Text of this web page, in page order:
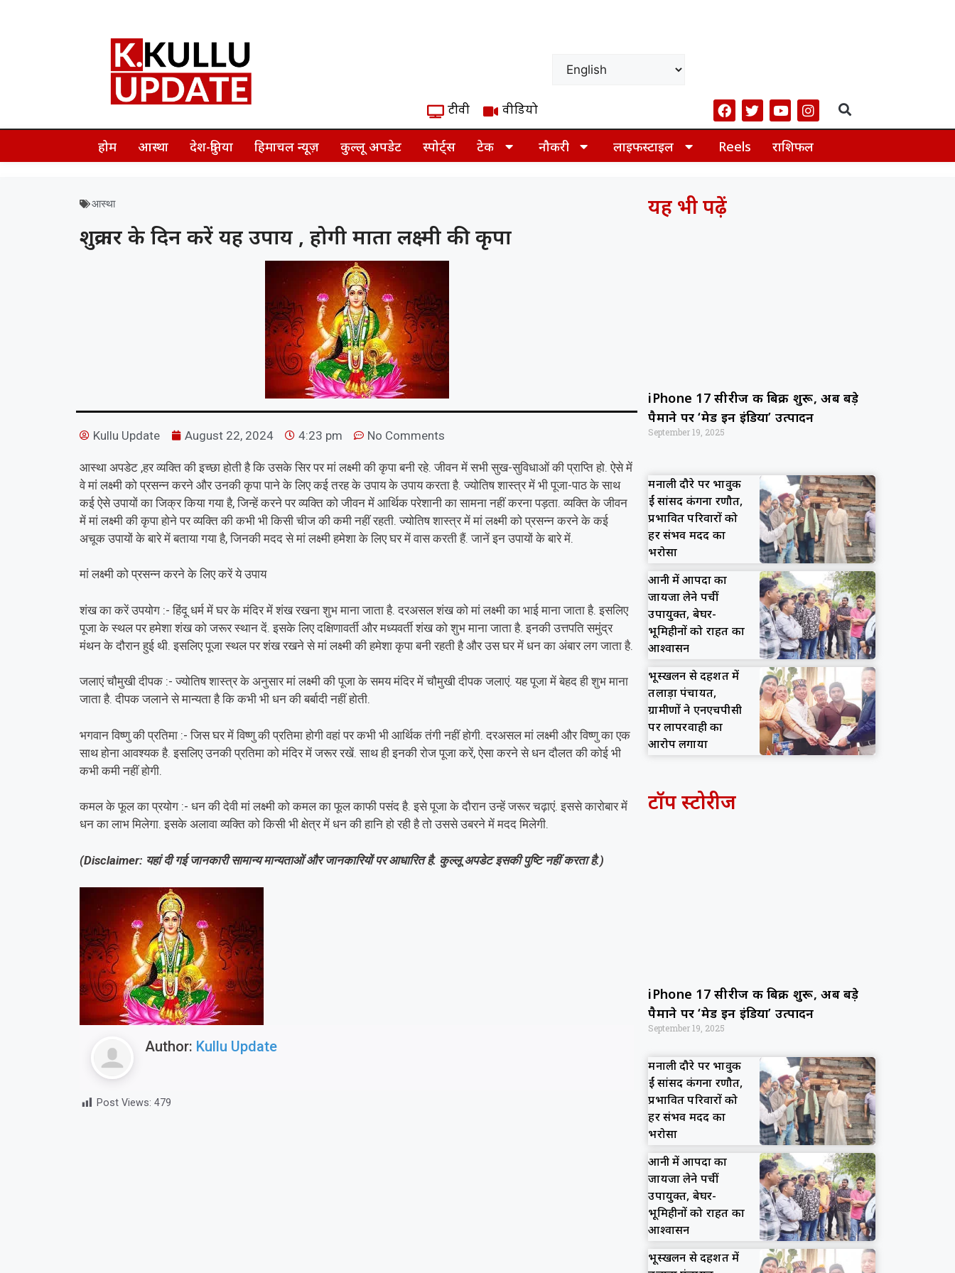
टीवी वीडियो
होम आस्था देश-दुनिया हिमाचल न्यूज़ कुल्लू अपडेट स्पोर्ट्स टेक नौकरी लाइफस्टाइल Reels राशिफल
आस्था
शुक्रवार के दिन करें यह उपाय , होगी माता लक्ष्मी की कृपा
Kullu Update August 22, 2024 4:23 pm No Comments
आस्था अपडेट ,हर व्यक्ति की इच्छा होती है कि उसके सिर पर मां लक्ष्मी की कृपा बनी रहे. जीवन में सभी सुख-सुविधाओं की प्राप्ति हो. ऐसे में
वे मां लक्ष्मी को प्रसन्न करने और उनकी कृपा पाने के लिए कई तरह के उपाय के उपाय करता है. ज्योतिष शास्त्र में भी पूजा-पाठ के साथ
कई ऐसे उपायों का जिक्र किया गया है, जिन्हें करने पर व्यक्ति को जीवन में आर्थिक परेशानी का सामना नहीं करना पड़ता. व्यक्ति के जीवन
में मां लक्ष्मी की कृपा होने पर व्यक्ति की कभी भी किसी चीज की कमी नहीं रहती. ज्योतिष शास्त्र में मां लक्ष्मी को प्रसन्न करने के कई
अचूक उपायों के बारे में बताया गया है, जिनकी मदद से मां लक्ष्मी हमेशा के लिए घर में वास करती हैं. जानें इन उपायों के बारे में.
मां लक्ष्मी को प्रसन्न करने के लिए करें ये उपाय
शंख का करें उपयोग :- हिंदू धर्म में घर के मंदिर में शंख रखना शुभ माना जाता है. दरअसल शंख को मां लक्ष्मी का भाई माना जाता है. इसलिए
पूजा के स्थल पर हमेशा शंख को जरूर स्थान दें. इसके लिए दक्षिणावर्ती और मध्यवर्ती शंख को शुभ माना जाता है. इनकी उत्तपति समुंद्र
मंथन के दौरान हुई थी. इसलिए पूजा स्थल पर शंख रखने से मां लक्ष्मी की हमेशा कृपा बनी रहती है और उस घर में धन का अंबार लग जाता है.
जलाएं चौमुखी दीपक :- ज्योतिष शास्त्र के अनुसार मां लक्ष्मी की पूजा के समय मंदिर में चौमुखी दीपक जलाएं. यह पूजा में बेहद ही शुभ माना
जाता है. दीपक जलाने से मान्यता है कि कभी भी धन की बर्बादी नहीं होती.
भगवान विष्णु की प्रतिमा :- जिस घर में विष्णु की प्रतिमा होगी वहां पर कभी भी आर्थिक तंगी नहीं होगी. दरअसल मां लक्ष्मी और विष्णु का एक
साथ होना आवश्यक है. इसलिए उनकी प्रतिमा को मंदिर में जरूर रखें. साथ ही इनकी रोज पूजा करें, ऐसा करने से धन दौलत की कोई भी
कभी कमी नहीं होगी.
कमल के फूल का प्रयोग :- धन की देवी मां लक्ष्मी को कमल का फूल काफी पसंद है. इसे पूजा के दौरान उन्हें जरूर चढ़ाएं. इससे कारोबार में
धन का लाभ मिलेगा. इसके अलावा व्यक्ति को किसी भी क्षेत्र में धन की हानि हो रही है तो उससे उबरने में मदद मिलेगी.
(Disclaimer: यहां दी गई जानकारी सामान्य मान्यताओं और जानकारियों पर आधारित है. कुल्लू अपडेट इसकी पुष्टि नहीं करता है.)
Author: Kullu Update
Post Views: 479
यह भी पढ़ें
iPhone 17 सीरीज की बिक्री शुरू, अब बड़े
पैमाने पर ‘मेड इन इंडिया’ उत्पादन
September 19, 2025
मनाली दौरे पर भावुक
हुईं सांसद कंगना रणौत,
प्रभावित परिवारों को
हर संभव मदद का
भरोसा
आनी में आपदा का
जायजा लेने पहुंचीं
उपायुक्त, बेघर-
भूमिहीनों को राहत का
आश्वासन
भूस्खलन से दहशत में
तलाड़ा पंचायत,
ग्रामीणों ने एनएचपीसी
पर लापरवाही का
आरोप लगाया
टॉप स्टोरीज
iPhone 17 सीरीज की बिक्री शुरू, अब बड़े
पैमाने पर ‘मेड इन इंडिया’ उत्पादन
September 19, 2025
मनाली दौरे पर भावुक
हुईं सांसद कंगना रणौत,
प्रभावित परिवारों को
हर संभव मदद का
भरोसा
आनी में आपदा का
जायजा लेने पहुंचीं
उपायुक्त, बेघर-
भूमिहीनों को राहत का
आश्वासन
भूस्खलन से दहशत में